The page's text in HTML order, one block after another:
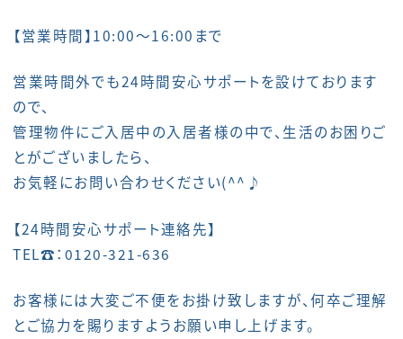
【営業時間】10:00～16:00まで
営業時間外でも24時間安心サポートを設けております
ので、
管理物件にご入居中の入居者様の中で、生活のお困りご
とがございましたら、
お気軽にお問い合わせください(^^♪
【24時間安心サポート連絡先】
TEL☎：0120-321-636
お客様には大変ご不便をお掛け致しますが、何卒ご理解
とご協力を賜りますようお願い申し上げます。